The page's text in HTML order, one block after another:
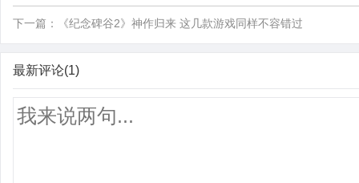
下一篇： 《纪念碑谷2》神作归来 这几款游戏同样不容错过
最新评论(1)